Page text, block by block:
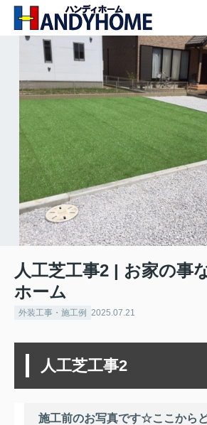
人工芝工事2 | お家の事
ホーム
外装工事・施工例 2025.07.21
人工芝工事2
施工前のお写真です☆ここから